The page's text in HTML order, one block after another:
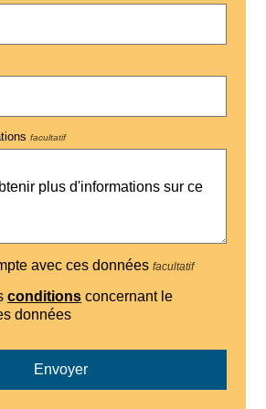
facultatif
avec ces donnéesfacultatif
conditions concernant le
données
Envoyer